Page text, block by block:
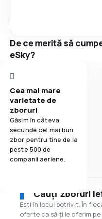
De ce merită să
eSky?
Cea mai mare
varietate de
zboruri
Găsim în câteva
secunde cel mai bun
zbor pentru tine de la
peste 500 de
companii aeriene.
Cauți zboruri
Ești în locul potrivit. În
oferte ca să ți le oferim